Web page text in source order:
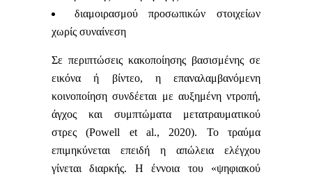
διαμοιρασμού προσωπικών στοιχείων
χωρίς συναίνεση
Σε περιπτώσεις κακοποίησης βασισμένης σε
εικόνα ή βίντεο, η επαναλαμβανόμενη
κοινοποίηση συνδέεται με αυξημένη ντροπή,
άγχος και συμπτώματα μετατραυματικού
στρες (Powell et al., 2020). Το τραύμα
επιμηκύνεται επειδή η απώλεια ελέγχου
γίνεται διαρκής. Η έννοια του «ψηφιακού